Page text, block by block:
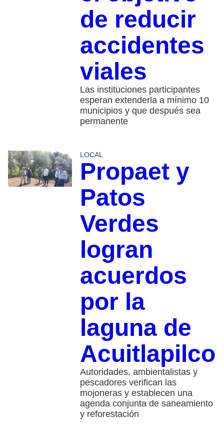
de reducir
accidentes
viales
Las instituciones participantes
esperan extenderla a mínimo 10
municipios y que después sea
permanente
LOCAL
Propaet y
Patos
Verdes
logran
acuerdos
por la
laguna de
Acuitlapilco
Autoridades, ambientalistas y
pescadores verifican las
mojoneras y establecen una
agenda conjunta de saneamiento
y reforestación